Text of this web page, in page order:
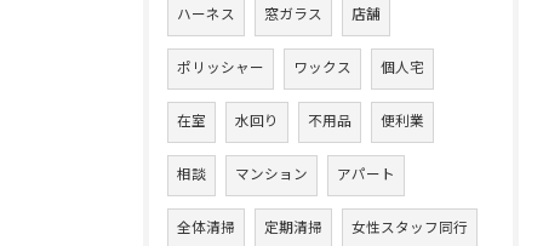
ハーネス 窓ガラス 店舗
ポリッシャー ワックス 個人宅
在室 水回り 不用品 便利業
相談 マンション アパート
全体清掃 定期清掃 女性スタッフ同行